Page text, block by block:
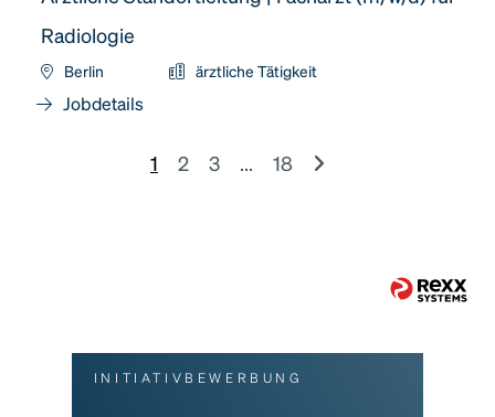
Radiologie
Berlin ärztliche Tätigkeit
Jobdetails
1 2 3 ... 18
INITIATIVBEWERBUNG